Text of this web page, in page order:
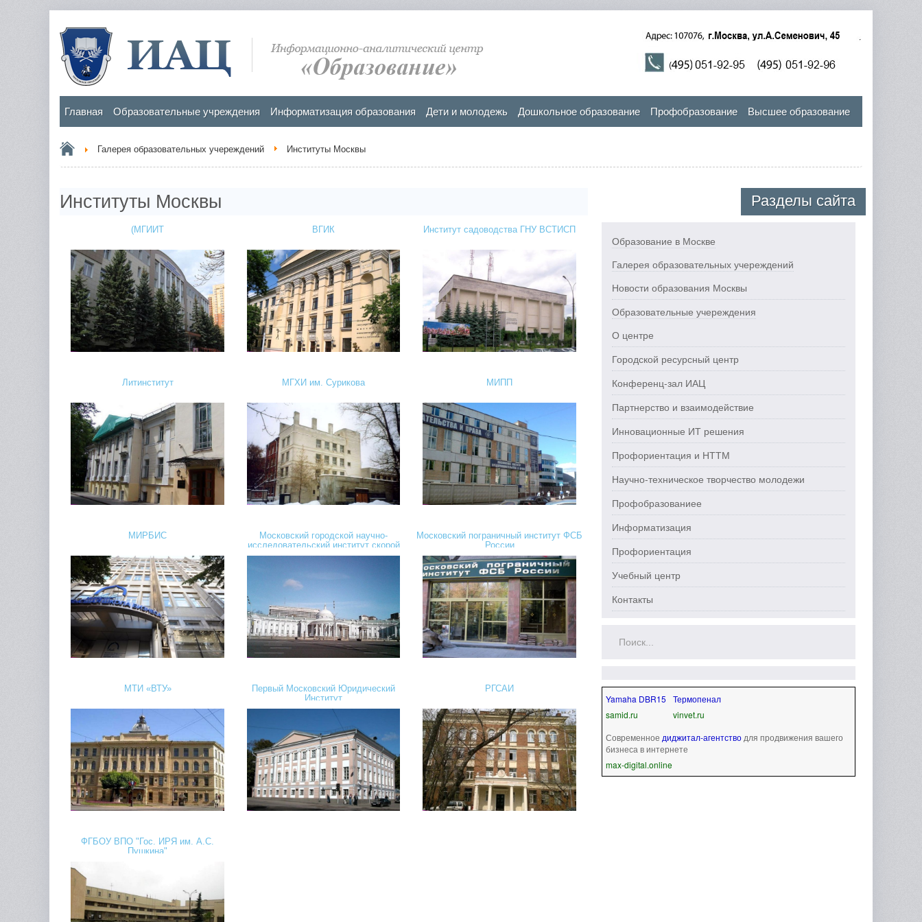
Главная Образовательные учреждения Информатизация образования Дети и молодежь Дошкольное образование Профобразование Высшее образование
Галерея образовательных учереждений Институты Москвы
Институты Москвы
(МГИИТ ВГИК Институт садоводства ГНУ ВСТИСП
Литинститут МГХИ им. Сурикова МИПП
МИРБИС
Московский городской научно-
исследовательский институт скорой
помощи имени Н. В. Склифосовского
Московский пограничный институт ФСБ
России
МТИ «ВТУ»
Первый Московский Юридический
Институт
РГСАИ
ФГБОУ ВПО "Гос. ИРЯ им. А.С.
Пушкина"
Разделы сайта
Образование в Москве
Галерея образовательных учереждений
Новости образования Москвы
Образовательные учереждения
О центре
Городской ресурсный центр
Конференц-зал ИАЦ
Партнерство и взаимодействие
Инновационные ИТ решения
Профориентация и НТТМ
Научно-техническое творчество молодежи
Профобразованиее
Информатизация
Профориентация
Учебный центр
Контакты
Yamaha DBR15
samid.ru
Термопенал
vinvet.ru
Современное диджитал-агентство для продвижения вашего
бизнеса в интернете
max-digital.online